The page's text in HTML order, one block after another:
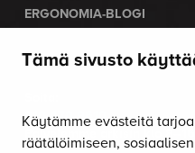
Tämä sivusto
Käytämme evästeitä
räätälöimiseen,
ERGONOMIA-BLOGI
OTA YHTEYTTÄ
010 470 9610
Palvelemme arkisin klo 8–16.